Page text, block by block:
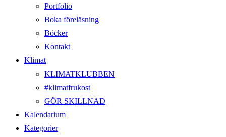
Portfolio
Boka föreläsning
Böcker
Kontakt
Klimat
KLIMATKLUBBEN
#klimatfrukost
GÖR SKILLNAD
Kalendarium
Kategorier